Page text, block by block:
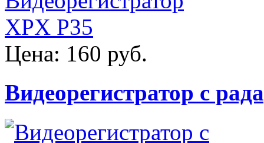
Цена: 160 руб.
Видеорегистратор с